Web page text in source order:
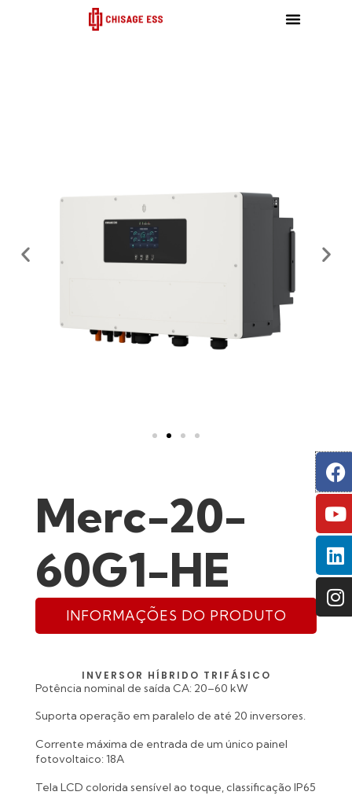
Merc-20-
60G1-HE
INFORMAÇÕES DO PRODUTO
INVERSOR HÍBRIDO TRIFÁSICO
Potência nominal de saída CA: 20–60 kW
Suporta operação em paralelo de até 20 inversores.
Corrente máxima de entrada de um único painel
fotovoltaico: 18A
Tela LCD colorida sensível ao toque, classificação IP65